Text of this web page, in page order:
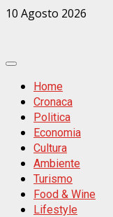
Zum
10 Agosto 2026
Primäres
MenüHome
Cronaca
Politica
Economia
Cultura
Ambiente
Turismo
Food & Wine
Lifestyle